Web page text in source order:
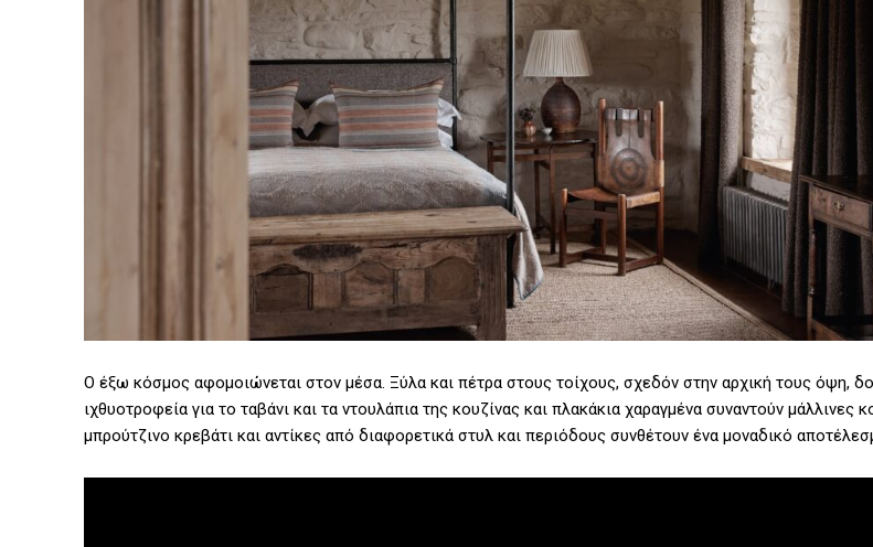
Ο έξω κόσμος αφομοιώνεται στον μέσα. Ξύλα και πέτρα στους τοίχους, σχεδόν στην αρχική τους όψη,
ιχθυοτροφεία για το ταβάνι και τα ντουλάπια της κουζίνας και πλακάκια χαραγμένα συναντούν μάλλινες
μπρούτζινο κρεβάτι και αντίκες από διαφορετικά στυλ και περιόδους συνθέτουν ένα μοναδικό